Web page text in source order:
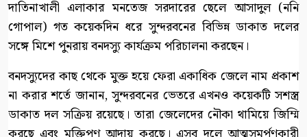
দাতিনাখালী এলাকার মনতেজ সরদারের ছেলে আসাদুল (ননি
গোপাল) গত কয়েকদিন ধরে সুন্দরবনের বিভিন্ন ডাকাত দলের
সঙ্গে মিশে পুনরায় বনদস্যু কার্যক্রম পরিচালনা করছেন।
বনদস্যুদের কাছ থেকে মুক্ত হয়ে ফেরা একাধিক জেলে নাম প্রকাশ
না করার শর্তে জানান, সুন্দরবনের ভেতরে এখনও কয়েকটি সশস্ত্র
ডাকাত দল সক্রিয় রয়েছে। তারা জেলেদের নৌকা থামিয়ে জিম্মি